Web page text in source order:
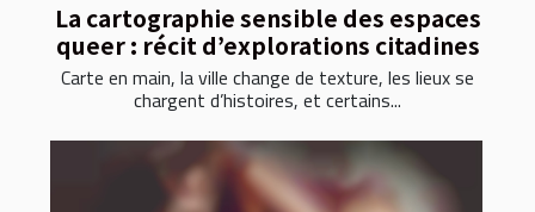
La cartographie sensible des espaces
queer : récit d’explorations citadines
Carte en main, la ville change de texture, les lieux se
chargent d’histoires, et certains...